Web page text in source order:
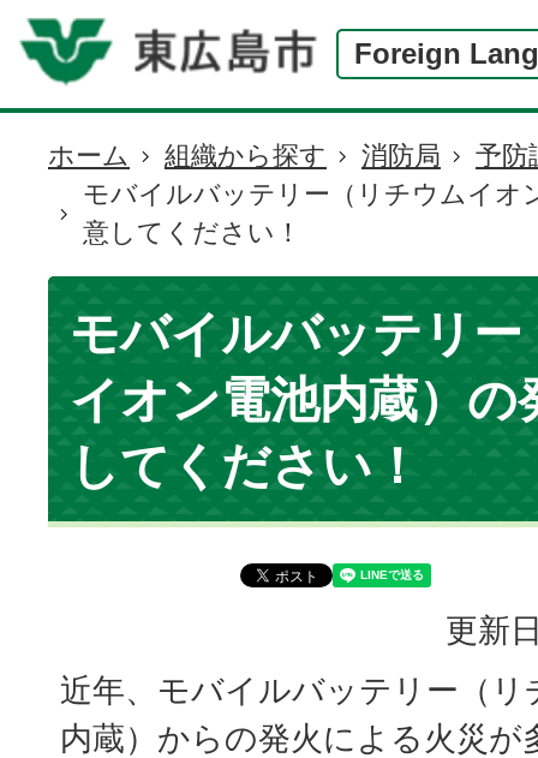
Foreign
現
位
ホーム 組織から探す 消防局
予防
モバイルバッテリー（リチウムイオ
意してください！
モバイルバッテリ
イオン電池内蔵）の
してください！
更新
近年、モバイルバッテリー（
内蔵）からの発火による火災が